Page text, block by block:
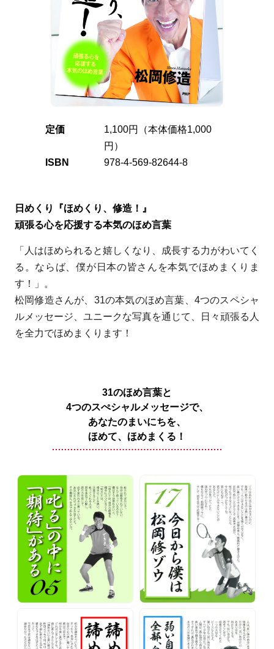
定価
1,100円（本体価格1,000
円）
ISBN
978-4-569-82644-8
日めくり『ほめくり、修造！』
頑張る心を応援する本気のほめ言葉
「人はほめられると嬉しくなり、成長する力がわいてく
る。ならば、僕が日本の皆さんを本気でほめまくりま
す！」。
松岡修造さんが、31の本気のほめ言葉、4つのスペシャ
ルメッセージ、ユニークな写真を通じて、日々頑張る人
を全力でほめまくります！
31のほめ言葉と
4つのスぺシャルメッセージで、
あなたのまいにちを、
ほめて、ほめまくる！